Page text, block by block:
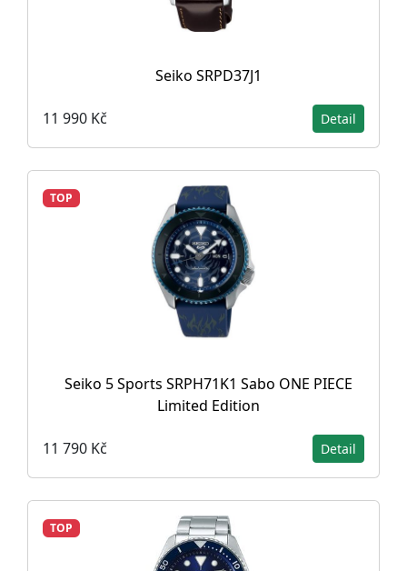
Seiko SRPD37J1
11 990 Kč Detail
TOP
Seiko 5 Sports SRPH71K1 Sabo ONE PIECE
Limited Edition
11 790 Kč Detail
TOP